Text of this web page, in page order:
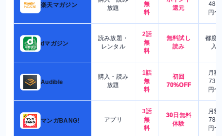
楽天マガジン
放題
無
料
還元
480
円〜
dマガジン
読み放題・
レンタル
2話
無
料
無料試し
読み
都度
入
Audible
購入・読み
放題
1話
無
料
初回
70%OFF
月額
730
円〜
マンガBANG! アプリ
3話
無
料
30日無料
体験
月額
780
円〜